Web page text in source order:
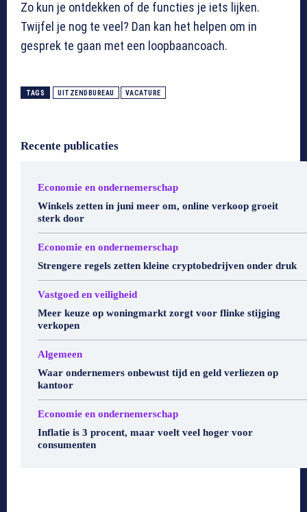
Zo kun je ontdekken of de functies je iets lijken.
Twijfel je nog te veel? Dan kan het helpen om in
gesprek te gaan met een loopbaancoach.
TAGS UITZENDBUREAU VACATURE
Recente publicaties
Economie en ondernemerschap
Winkels zetten in juni meer om, online verkoop groeit
sterk door
Economie en ondernemerschap
Strengere regels zetten kleine cryptobedrijven onder druk
Vastgoed en veiligheid
Meer keuze op woningmarkt zorgt voor flinke stijging
verkopen
Algemeen
Waar ondernemers onbewust tijd en geld verliezen op
kantoor
Economie en ondernemerschap
Inflatie is 3 procent, maar voelt veel hoger voor
consumenten